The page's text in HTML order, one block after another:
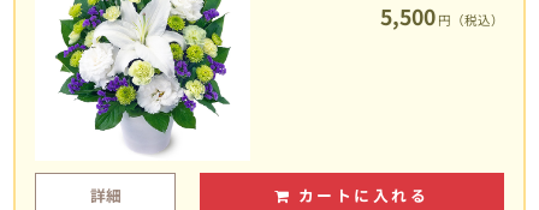
5,500 円（税込）
詳細 カートに入れる